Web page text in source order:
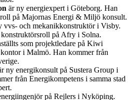
är ny energiexpert i Göteborg. Han
på Majornas Energi & Miljö konsult.
vvs- och mekanikkonstruktör i Visby.
på Afry i Solna.
som projektledare på Kiwi
i Malmö. Han kommer från
ny energikonsult på Sustera Group i
från Energikompetens i samma stad
på Rejlers i Nyköping.